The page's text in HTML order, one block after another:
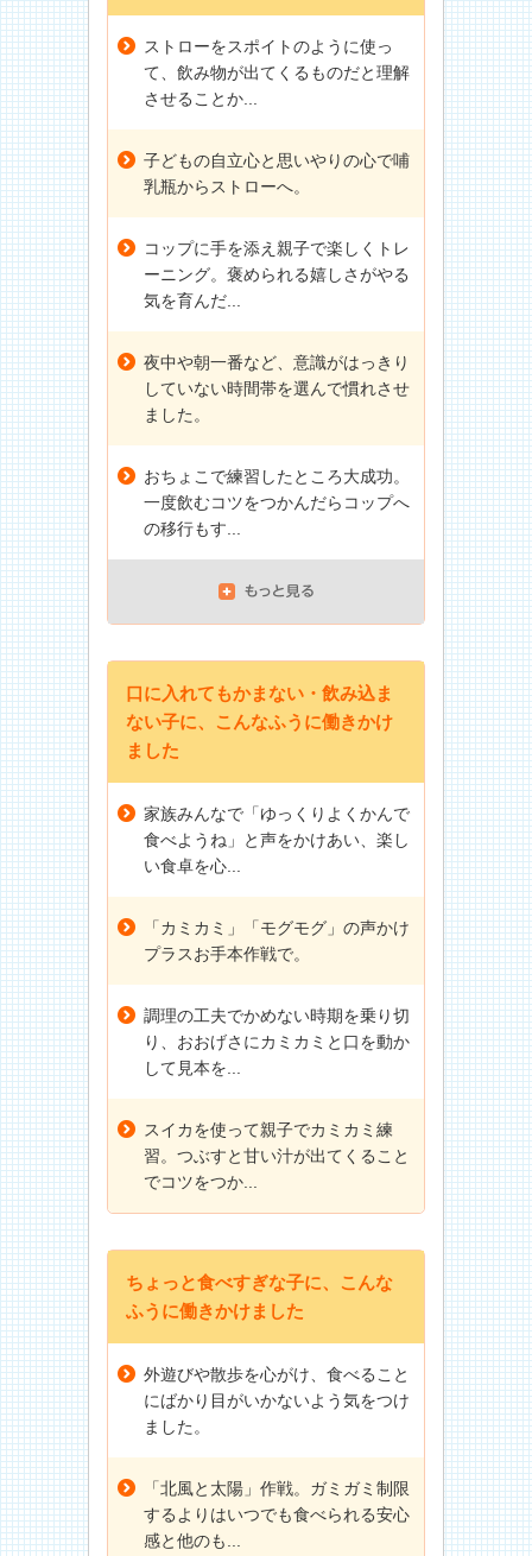
ストローをスポイトのように使っ
て、飲み物が出てくるものだと理解
させることか...
子どもの自立心と思いやりの心で哺
乳瓶からストローへ。
コップに手を添え親子で楽しくトレ
ーニング。褒められる嬉しさがやる
気を育んだ...
夜中や朝一番など、意識がはっきり
していない時間帯を選んで慣れさせ
ました。
おちょこで練習したところ大成功。
一度飲むコツをつかんだらコップへ
の移行もす...
口に入れてもかまない・飲み込ま
ない子に、こんなふうに働きかけ
ました
家族みんなで「ゆっくりよくかんで
食べようね」と声をかけあい、楽し
い食卓を心...
「カミカミ」「モグモグ」の声かけ
プラスお手本作戦で。
調理の工夫でかめない時期を乗り切
り、おおげさにカミカミと口を動か
して見本を...
スイカを使って親子でカミカミ練
習。つぶすと甘い汁が出てくること
でコツをつか...
ちょっと食べすぎな子に、こんな
ふうに働きかけました
外遊びや散歩を心がけ、食べること
にばかり目がいかないよう気をつけ
ました。
「北風と太陽」作戦。ガミガミ制限
するよりはいつでも食べられる安心
感と他のも...